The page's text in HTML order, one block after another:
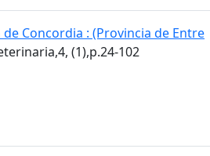
Concordia : (Provincia de Entre
(1),p.24-102